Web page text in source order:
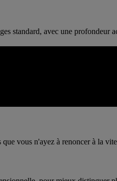
standard, avec une profondeur
vous n'ayez à renoncer à la